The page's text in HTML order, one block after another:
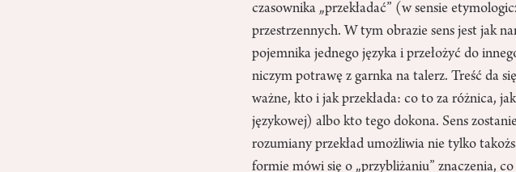
czasownika „przekładać” (w sensie
przestrzennych. W tym obrazie sens jest jak
pojemnika jednego języka i przełożyć do
niczym potrawę z garnka na talerz. Treść da
ważne, kto i jak przekłada: co to za różnica,
językowej) albo kto tego dokona. Sens
rozumiany przekład umożliwia nie tylko
formie mówi się o „przybliżaniu” znaczenia,